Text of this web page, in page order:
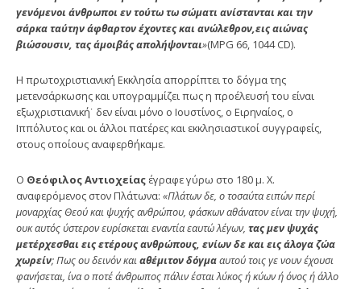
γενόμενοι άνθρωποι εν τούτω τω σώματι ανίστανται και την
σάρκα ταύτην άφθαρτον έχοντες και ανώλεθρον,εις αιώνας
βιώσουσιν, τας άμοιβάς απολήψονται»(MPG 66, 1044 CD).
Η πρωτοχριστιανική Εκκλησία απορρίπτει το δόγμα της
μετενσάρκωσης και υπογραμμίζει πως η προέλευσή του είναι
εξωχριστιανική˙ δεν είναι μόνο ο Ιουστίνος, ο Ειρη­ναίος, ο
Ιππόλυτος και οι άλλοι πατέρες και εκκλησιαστι­κοί συγγραφείς,
στους οποίους αναφερθήκαμε.
Ο Θεόφιλος Αντιοχείας έγραφε γύρω στο 180 μ. Χ.
αναφερόμενος στον Πλάτωνα: «Πλάτων δε, ο τοσαύτα ειπών περί
μοναρχίας Θεού και ψυχής ανθρώπου, φάσκων αθάνατον είναι την ψυχή,
ουκ αυτός ύστερον ευρίσκεται εναντία εαυτώ λέγων, τας μεν ψυχάς
μετέρχεσθαι εις ετέ­ρους ανθρώπους, ενίων δε και εις άλογα ζώα
χωρείν; Πως ου δεινόν καιαθέμιτον δόγμααυτού τοις γε νουν έχουσι
φανήσεται, ίνα ο ποτέ άνθρωπος πάλιν έσται λύκος ή κύων ή όνος ή άλλο